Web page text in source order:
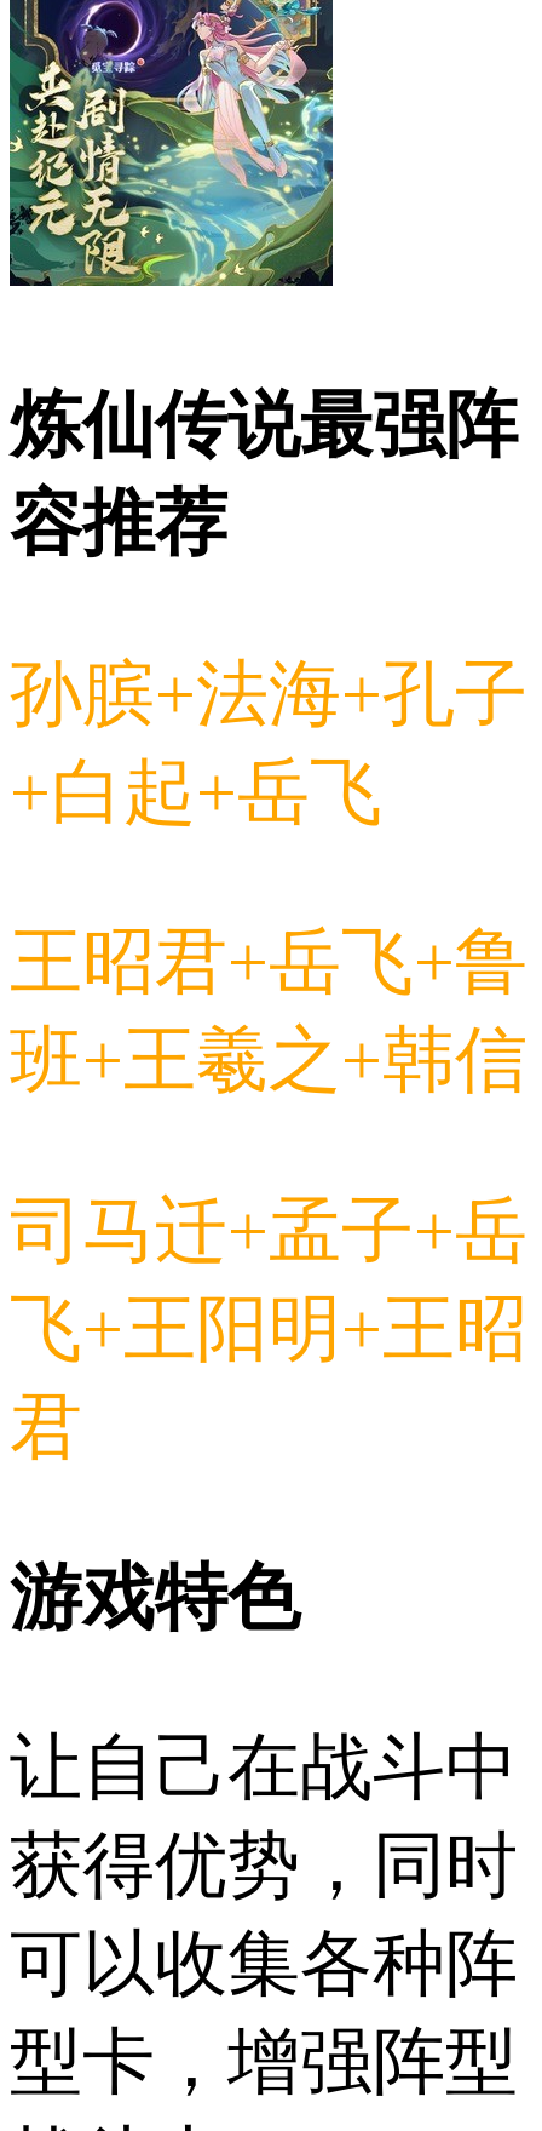
炼仙传说最强阵
容推荐
孙膑+法海+孔子
+白起+岳飞
王昭君+岳飞+鲁
班+王羲之+韩信
司马迁+孟子+岳
飞+王阳明+王昭
君
游戏特色
让自己在战斗中
获得优势，同时
可以收集各种阵
型卡，增强阵型